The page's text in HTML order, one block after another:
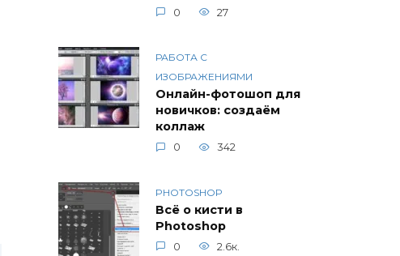
0 27
РАБОТА С
ИЗОБРАЖЕНИЯМИ
Онлайн-фотошоп для
новичков: создаём
коллаж
0 342
PHOTOSHOP
Всё о кисти в
Photoshop
0 2.6к.